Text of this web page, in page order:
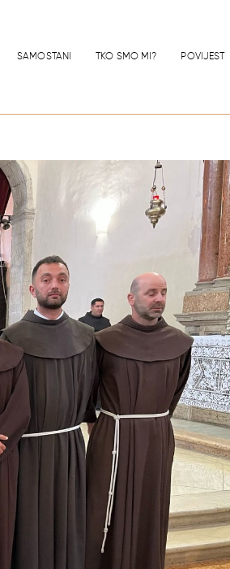
SAMOSTANI TKO SMO MI? POVIJEST